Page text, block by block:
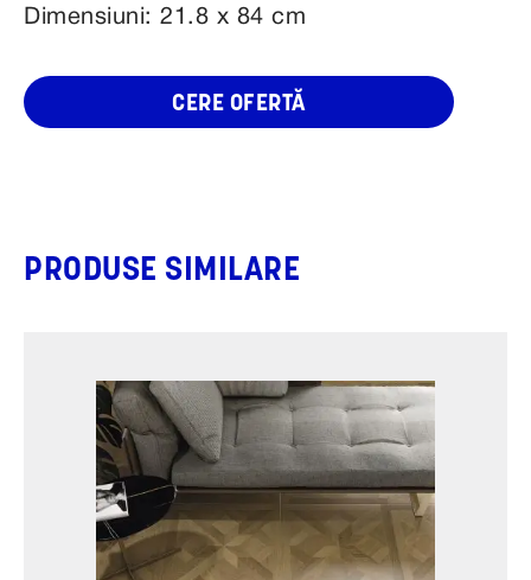
Dimensiuni: 21.8 x 84 cm
CERE OFERTĂ
PRODUSE SIMILARE